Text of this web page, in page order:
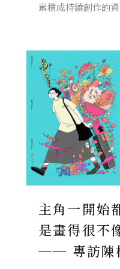
累積成持續創作的資
主角一開始
是畫得很不
── 專訪陳